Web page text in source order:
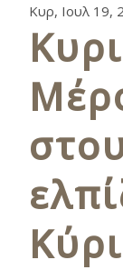
Κυρ, Ιουλ 19,